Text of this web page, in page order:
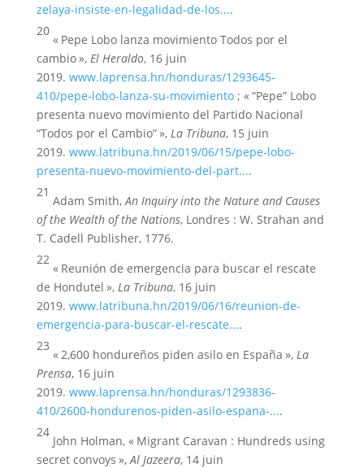
zelaya-insiste-en-legalidad-de-los....
20
« Pepe Lobo lanza movimiento Todos por el
cambio », El Heraldo, 16 juin
2019. www.laprensa.hn/honduras/1293645-
410/pepe-lobo-lanza-su-movimiento; « “Pepe” Lobo
presenta nuevo movimiento del Partido Nacional
“Todos por el Cambio” », La Tribuna, 15 juin
2019. www.latribuna.hn/2019/06/15/pepe-lobo-
presenta-nuevo-movimiento-del-part....
21
Adam Smith, An Inquiry into the Nature and Causes
of the Wealth of the Nations, Londres : W. Strahan and
T. Cadell Publisher, 1776.
22
« Reunión de emergencia para buscar el rescate
de Hondutel », La Tribuna, 16 juin
2019. www.latribuna.hn/2019/06/16/reunion-de-
emergencia-para-buscar-el-rescate....
23
« 2,600 hondureños piden asilo en España », La
Prensa, 16 juin
2019. www.laprensa.hn/honduras/1293836-
410/2600-hondurenos-piden-asilo-espana-....
24
John Holman, « Migrant Caravan : Hundreds using
secret convoys », Al Jazeera, 14 juin